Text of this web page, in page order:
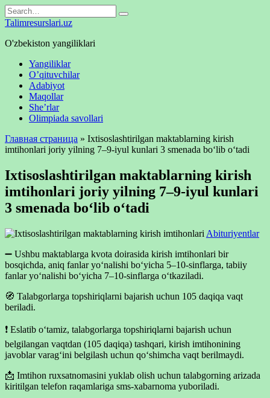
Skip
to
Search
for:
Talimresurslari.uz
O'zbekiston yangiliklari
Yangiliklar
O’qituvchilar
Adabiyot
Maqollar
She’rlar
Olimpiada savollari
Главная страница » Ixtisoslashtirilgan maktablarning kirish
imtihonlari joriy yilning 7–9-iyul kunlari 3 smenada bo‘lib o‘tadi
Ixtisoslashtirilgan maktablarning kirish
imtihonlari joriy yilning 7–9-iyul kunlari
3 smenada bo‘lib o‘tadi
Abituriyentlar
➖ Ushbu maktablarga kvota doirasida kirish imtihonlari bir
bosqichda, aniq fanlar yo‘nalishi bo‘yicha 5–10-sinflarga, tabiiy
fanlar yo‘nalishi bo‘yicha 7–10-sinflarga o‘tkaziladi.
🧭 Talabgorlarga topshiriqlarni bajarish uchun 105 daqiqa vaqt
beriladi.
❗️ Eslatib o‘tamiz, talabgorlarga topshiriqlarni bajarish uchun
belgilangan vaqtdan (105 daqiqa) tashqari, kirish imtihonining
javoblar varag‘ini belgilash uchun qo‘shimcha vaqt berilmaydi.
📩 Imtihon ruxsatnomasini yuklab olish uchun talabgorning arizada
kiritilgan telefon raqamlariga sms-xabarnoma yuboriladi.